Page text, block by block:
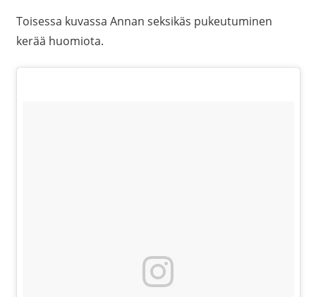
Toisessa kuvassa Annan seksikäs pukeutuminen
kerää huomiota.